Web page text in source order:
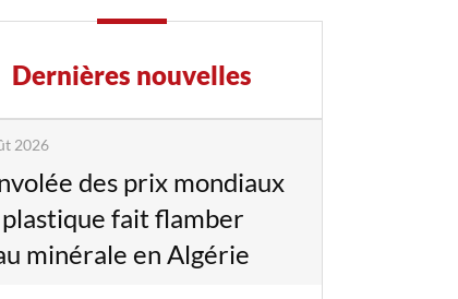
Dernières nouvelles
2026
des prix mondiaux
fait flamber
minérale en Algérie